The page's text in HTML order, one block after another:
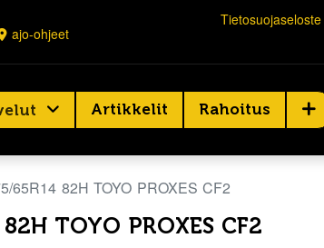
ajo-ohjeet
Tietosuojaseloste
Artikkelit Rahoitus
65R14 82H TOYO PROXES CF2
TOYO PROXES CF2